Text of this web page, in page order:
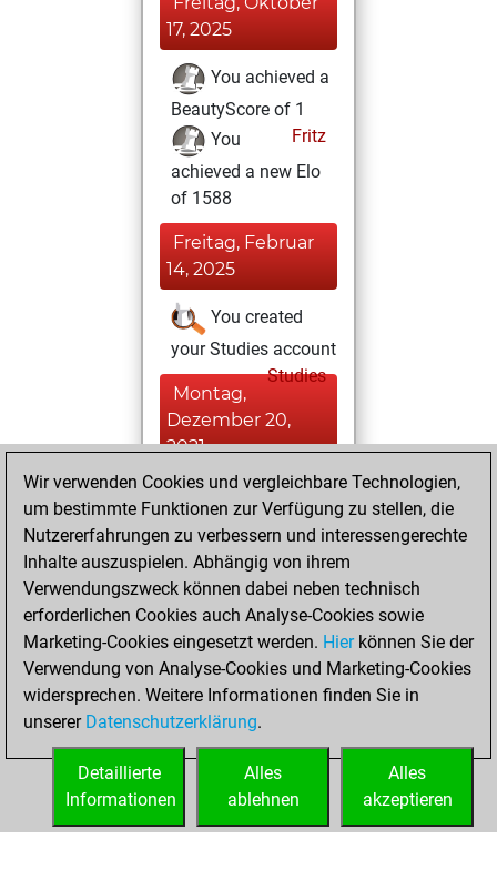
17, 2025
You achieved a
BeautyScore of 1
Fritz
You
achieved a new Elo
of 1588
Freitag, Februar
14, 2025
You created
your Studies account
Studies
Montag,
Dezember 20,
2021
You created
your Fritz account
Fritz
Montag,
Dezember 24,
2018
You played 16
slow games
Play
You scored +4
=1 -11 in slow games
Wir verwenden Cookies und vergleichbare Technologien,
um bestimmte Funktionen zur Verfügung zu stellen, die
Nutzererfahrungen zu verbessern und interessengerechte
Inhalte auszuspielen. Abhängig von ihrem
Verwendungszweck können dabei neben technisch
erforderlichen Cookies auch Analyse-Cookies sowie
Marketing-Cookies eingesetzt werden. Hierkönnen Sie der
Verwendung von Analyse-Cookies und Marketing-Cookies
widersprechen. Weitere Informationen finden Sie in
unserer Datenschutzerklärung.
Alles
akzeptieren
Alles
ablehnen
Detaillierte
Informationen